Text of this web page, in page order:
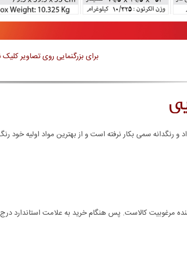
برای بزرگنمایی روی تصاویر کلیک
و رنگدانه سمی بکار نرفته است و از بهترین مواد اولیه خود
مرغوبیت کالاست. پس هنگام خرید به علامت استاندارد